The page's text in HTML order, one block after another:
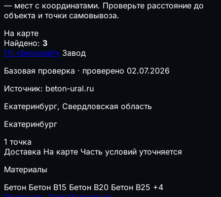
— мест с координатами. Проверьте расстояние до
объекта и точки самовывоза.
На карте
Найдено: 3
ГК «Бетолайт» Завод
Базовая проверка · проверено 02.07.2026
Источник: beton-ural.ru
Екатеринбург, Свердловская область
Екатеринбург
1 точка
Доставка На карте Часть условий уточняется
Материалы
Бетон Бетон B15 Бетон B20 Бетон B25 +4